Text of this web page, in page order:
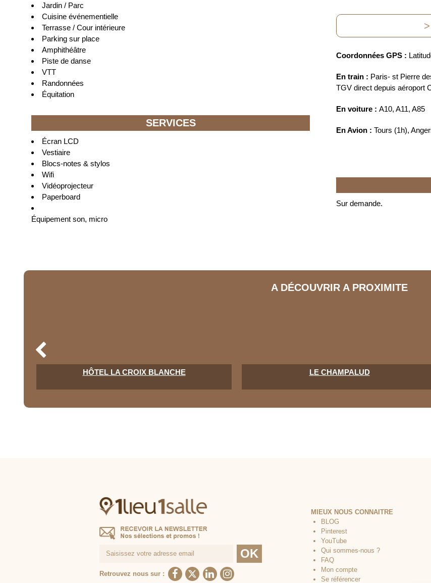
Jardin / Parc
Cuisine événementielle
Terrasse / Cour intérieure
Parking sur place
Amphithéâtre
Piste de danse
VTT
Randonnées
Équitation
SERVICES
Écran LCD
Vestiaire
Blocs-notes & stylos
Wifi
Vidéoprojecteur
Paperboard
Équipement son, micro
Coordonnées GPS :
En train : Paris- st Pierre
TGV direct depuis aéroport
En voiture : A10, A11, A85
En Avion : Tours (1h),
Sur demande.
A DÉCOUVRIR A PROXIMITE
HÔTEL LA CROIX BLANCHE LE CHAMPALUD
Retrouvez nous sur :
MIEUX NOUS CONNAITRE
BLOG
Pinterest
YouTube
Qui sommes-nous ?
FAQ
Mon compte
Se référencer